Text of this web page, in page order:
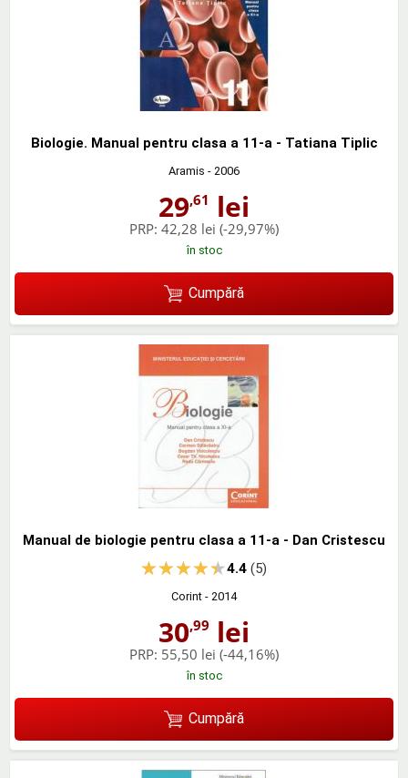
Biologie. Manual pentru clasa a 11-a - Tatiana Tiplic
Aramis - 2006
29,61 lei
PRP: 42,28 lei (-29,97%)
în stoc
Cumpără
Manual de biologie pentru clasa a 11-a - Dan Cristescu
4.4(5)
Corint - 2014
30,99 lei
PRP: 55,50 lei (-44,16%)
în stoc
Cumpără